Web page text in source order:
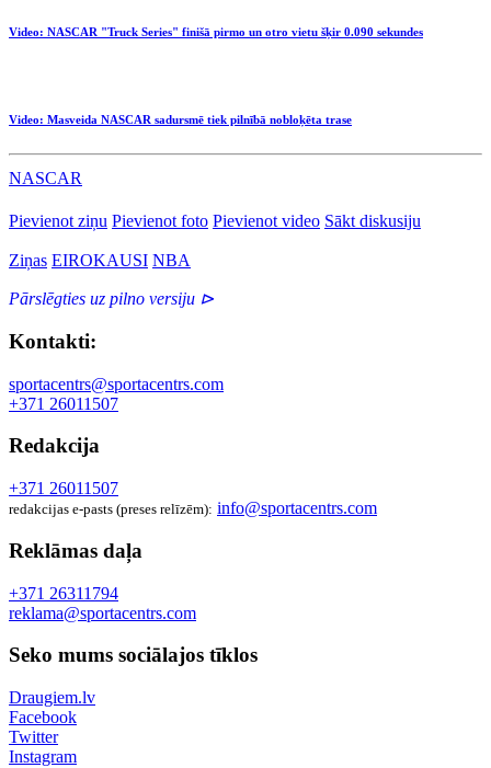
Video: NASCAR "Truck Series" finišā pirmo un otro vietu šķir 0.090 sekundes
Video: Masveida NASCAR sadursmē tiek pilnībā nobloķēta trase
NASCAR
Pievienot ziņu Pievienot foto Pievienot video Sākt diskusiju
Ziņas EIROKAUSI NBA
Pārslēgties uz pilno versiju ⊳
Kontakti:
sportacentrs@sportacentrs.com
+371 26011507
Redakcija
+371 26011507
redakcijas e-pasts (preses relīzēm): info@sportacentrs.com
Reklāmas daļa
+371 26311794
reklama@sportacentrs.com
Seko mums sociālajos tīklos
Draugiem.lv
Facebook
Twitter
Instagram